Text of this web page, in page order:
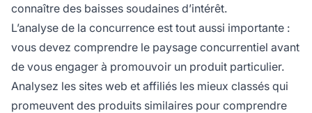
connaître des baisses soudaines d’intérêt.
L’analyse de la concurrence est tout aussi importante :
vous devez comprendre le paysage concurrentiel avant
de vous engager à promouvoir un produit particulier.
Analysez les sites web et affiliés les mieux classés qui
promeuvent des produits similaires pour comprendre